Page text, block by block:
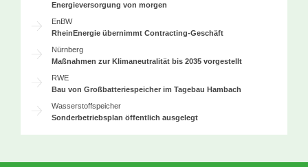
Energieversorgung von morgen
EnBW
RheinEnergie übernimmt Contracting-Geschäft
Nürnberg
Maßnahmen zur Klimaneutralität bis 2035 vorgestellt
RWE
Bau von Großbatteriespeicher im Tagebau Hambach
Wasserstoffspeicher
Sonderbetriebsplan öffentlich ausgelegt